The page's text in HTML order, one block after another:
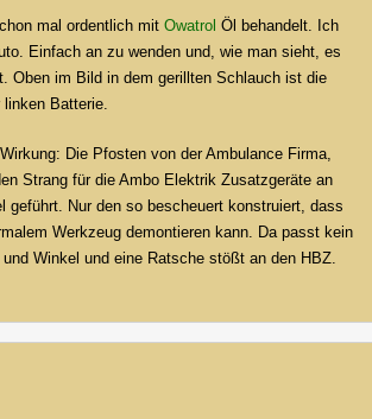
mal ordentlich mit Owatrol Öl behandelt. Ich
Einfach an zu wenden und, wie man sieht, es
Oben im Bild in dem gerillten Schlauch ist die
linken Batterie.
Die Pfosten von der Ambulance Firma,
Strang für die Ambo Elektrik Zusatzgeräte an
geführt. Nur den so bescheuert konstruiert, dass
Werkzeug demontieren kann. Da passt kein
Winkel und eine Ratsche stößt an den HBZ.